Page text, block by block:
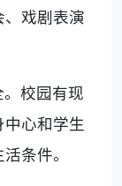
戏剧表演
校园有现
心和学生
条件。